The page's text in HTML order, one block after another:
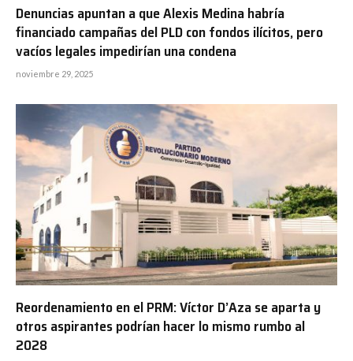
Denuncias apuntan a que Alexis Medina habría
financiado campañas del PLD con fondos ilícitos, pero
vacíos legales impedirían una condena
noviembre 29, 2025
Reordenamiento en el PRM: Víctor D’Aza se aparta y
otros aspirantes podrían hacer lo mismo rumbo al
2028